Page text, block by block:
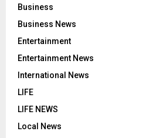
Business
Business News
Entertainment
Entertainment News
International News
LIFE
LIFE NEWS
Local News